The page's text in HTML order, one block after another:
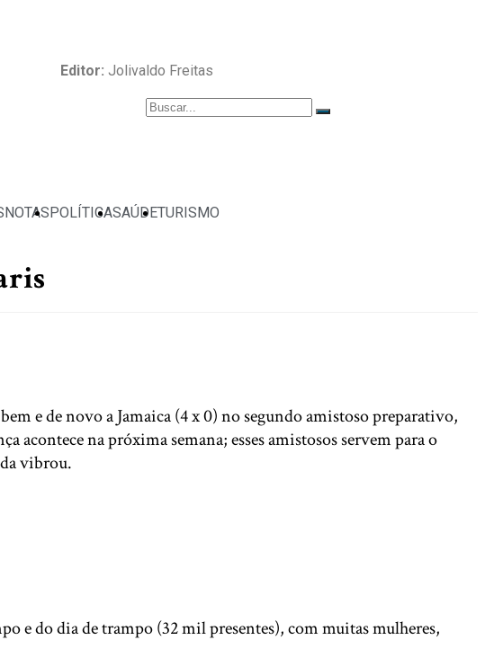
Editor: Jolivaldo Freitas
NOTASPOLÍTICASAÚDETURISMO
e de novo a Jamaica (4 x 0) no segundo amistoso preparativo,
acontece na próxima semana; esses amistosos servem para o
vibrou.
e do dia de trampo (32 mil presentes), com muitas mulheres,